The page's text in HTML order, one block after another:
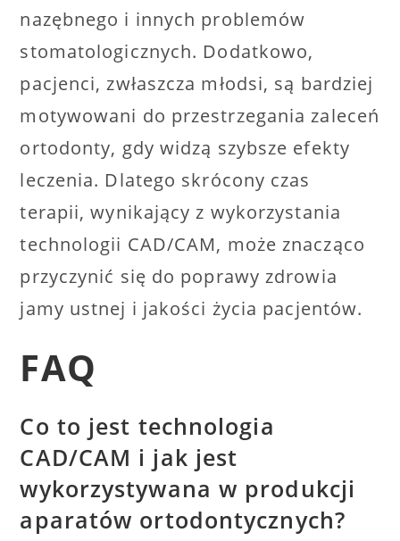
nazębnego i innych problemów
stomatologicznych. Dodatkowo,
pacjenci, zwłaszcza młodsi, są bardziej
motywowani do przestrzegania zaleceń
ortodonty, gdy widzą szybsze efekty
leczenia. Dlatego skrócony czas
terapii, wynikający z wykorzystania
technologii CAD/CAM, może znacząco
przyczynić się do poprawy zdrowia
jamy ustnej i jakości życia pacjentów.
FAQ
Co to jest technologia
CAD/CAM i jak jest
wykorzystywana w produkcji
aparatów ortodontycznych?